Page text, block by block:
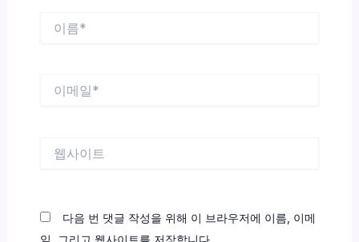
다음 번 댓글 작성을 위해 이 브라우저에 이름, 이메
일, 그리고 웹사이트를 저장합니다.